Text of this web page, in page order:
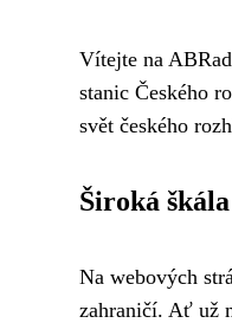
Vítejte na
stanic Českého
svět českého
Široká
Na webových
zahraničí. Ať už